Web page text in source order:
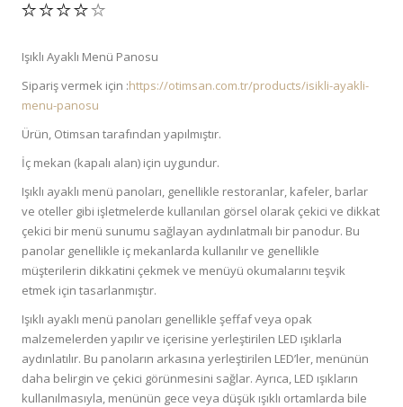
Işıklı Ayaklı Menü Panosu
Sipariş vermek için :https://otimsan.com.tr/products/isikli-ayakli-
menu-panosu
Ürün, Otimsan tarafından yapılmıştır.
İç mekan (kapalı alan) için uygundur.
Işıklı ayaklı menü panoları, genellikle restoranlar, kafeler, barlar
ve oteller gibi işletmelerde kullanılan görsel olarak çekici ve dikkat
çekici bir menü sunumu sağlayan aydınlatmalı bir panodur. Bu
panolar genellikle iç mekanlarda kullanılır ve genellikle
müşterilerin dikkatini çekmek ve menüyü okumalarını teşvik
etmek için tasarlanmıştır.
Işıklı ayaklı menü panoları genellikle şeffaf veya opak
malzemelerden yapılır ve içerisine yerleştirilen LED ışıklarla
aydınlatılır. Bu panoların arkasına yerleştirilen LED’ler, menünün
daha belirgin ve çekici görünmesini sağlar. Ayrıca, LED ışıkların
kullanılmasıyla, menünün gece veya düşük ışıklı ortamlarda bile